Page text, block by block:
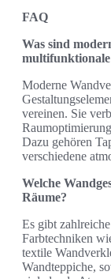
FAQ
Was sind
Moderne
vereinen. Sie
Dazu gehören
verschiedene
Welche
Räume?
Es gibt
Farbtechniken
textile
Wandteppiche,